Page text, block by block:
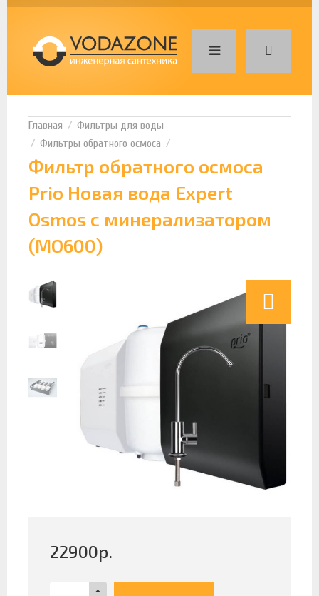
Фильтры для воды
Фильтры обратного осмоса
Фильтр обратного осмоса
Prio Новая вода Expert
Osmos с минерализатором
(MO600)
22900р.